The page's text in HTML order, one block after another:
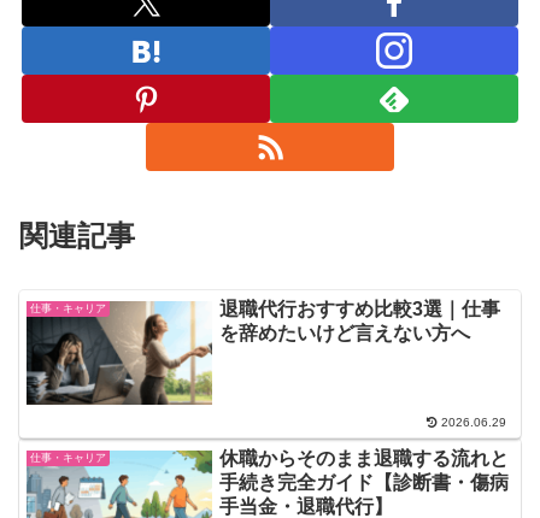
関連記事
仕事・キャリア
退職代行おすすめ比較3選｜仕事
を辞めたいけど言えない方へ
2026.06.29
仕事・キャリア
休職からそのまま退職する流れと
手続き完全ガイド【診断書・傷病
手当金・退職代行】